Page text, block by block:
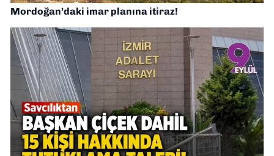
Mordoğan’daki imar planına itiraz!